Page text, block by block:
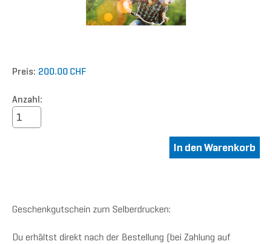
Preis: 200.00 CHF
Anzahl:
Geschenkgutschein zum Selberdrucken:
Du erhältst direkt nach der Bestellung (bei Zahlung auf